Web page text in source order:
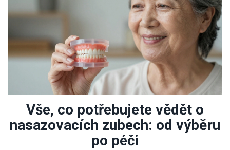
Vše, co potřebujete vědět o
nasazovacích zubech: od výběru
po péči